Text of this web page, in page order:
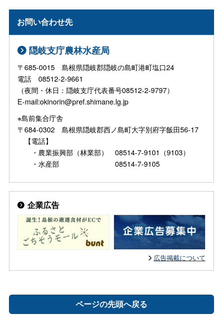
お問い合わせ先
隠岐支庁農林水産局
〒685-0015 島根県隠岐郡隠岐の島町港町塩口24
電話 08512-2-9661
（夜間・休日：隠岐支庁代表番号08512-2-9797）
E-mail:okinorin@pref.shimane.lg.jp
※島前集合庁舎
〒684-0302 島根県隠岐郡西ノ島町大字別府字飯田56-17
【電話】
・農業振興部（林業部） 08514-7-9101（9103）
・水産部 08514-7-9105
企業広告
広告掲載について
ページの先頭へ戻る